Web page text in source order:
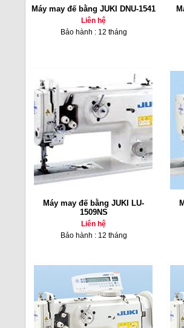
Máy may đế bằng JUKI DNU-1541
Liên hệ
Bảo hành : 12 tháng
Máy may đế bằng JUKI LU-
1509NS
Liên hệ
Bảo hành : 12 tháng